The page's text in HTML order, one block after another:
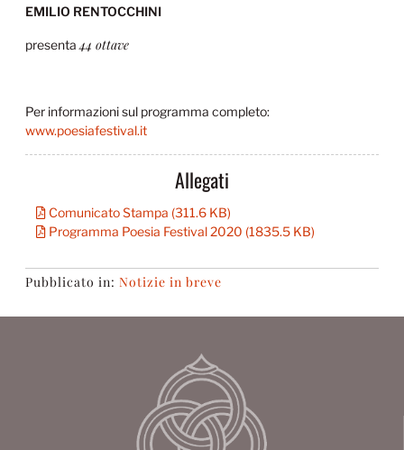
EMILIO RENTOCCHINI
presenta44 ottave
Per informazioni sul programma completo:
www.poesiafestival.it
Allegati
Comunicato Stampa (311.6 KB)
Programma Poesia Festival 2020 (1835.5 KB)
Pubblicato in: Notizie in breve